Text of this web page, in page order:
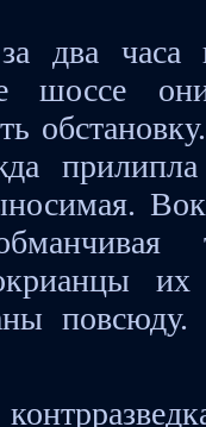
часа
шоссе